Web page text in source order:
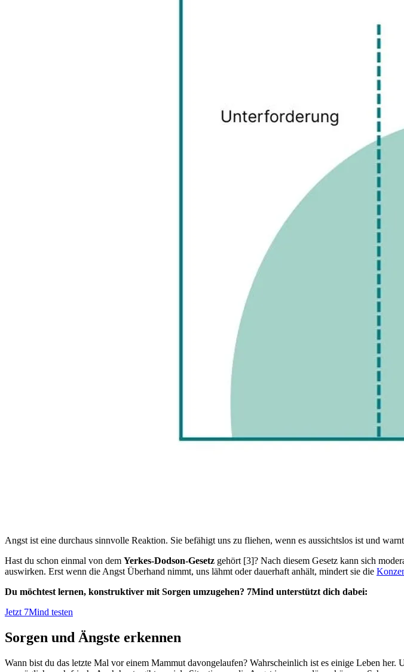
Angst ist eine durchaus sinnvolle Reaktion. Sie befähigt uns zu fliehen, wenn es aussichtslos ist und
Hast du schon einmal von dem Yerkes-Dodson-Gesetz gehört [3]? Nach diesem Gesetz kann sich
auswirken. Erst wenn die Angst Überhand nimmt, uns lähmt oder dauerhaft anhält, mindert sie die
Du möchtest lernen, konstruktiver mit Sorgen umzugehen? 7Mind unterstützt dich dabei:
Jetzt 7Mind testen
Sorgen und Ängste erkennen
Wann bist du das letzte Mal vor einem Mammut davongelaufen? Wahrscheinlich ist es einige Leben